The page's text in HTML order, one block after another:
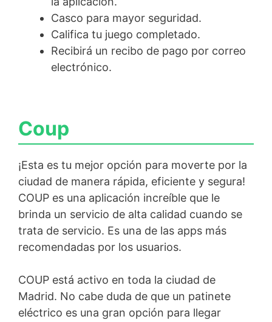
Casco para mayor seguridad.
Califica tu juego completado.
Recibirá un recibo de pago por correo
electrónico.
Coup
¡Esta es tu mejor opción para moverte por la
ciudad de manera rápida, eficiente y segura!
COUP es una aplicación increíble que le
brinda un servicio de alta calidad cuando se
trata de servicio. Es una de las apps más
recomendadas por los usuarios.
COUP está activo en toda la ciudad de
Madrid. No cabe duda de que un patinete
eléctrico es una gran opción para llegar